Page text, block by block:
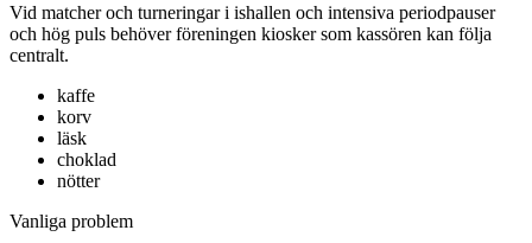
Vid matcher och turneringar i ishallen och intensiva periodpauser
och hög puls behöver föreningen kiosker som kassören kan följa
centralt.
kaffe
korv
läsk
choklad
nötter
Vanliga problem